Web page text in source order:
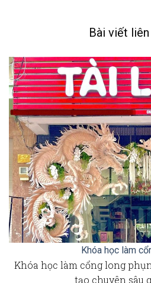
Bài viết
Khóa học làm
Khóa học làm cổng long
tạo chuyên sâu